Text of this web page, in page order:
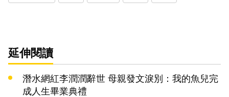
延伸閱讀
潛水網紅李潤潤辭世 母親發文淚別：我的魚兒完
成人生畢業典禮